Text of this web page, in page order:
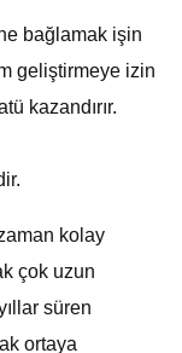
bağlamak işin
geliştirmeye izin
kazandırır.
kolay
çok uzun
süren
ortaya